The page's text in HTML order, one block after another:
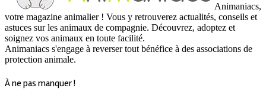
Animaniacs,
votre magazine animalier ! Vous y retrouverez actualités, conseils et
astuces sur les animaux de compagnie. Découvrez, adoptez et
soignez vos animaux en toute facilité.
Animaniacs s'engage à reverser tout bénéfice à des associations de
protection animale.
À ne pas manquer !